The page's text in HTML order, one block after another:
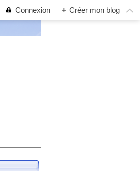
Connexion + Créer mon blog